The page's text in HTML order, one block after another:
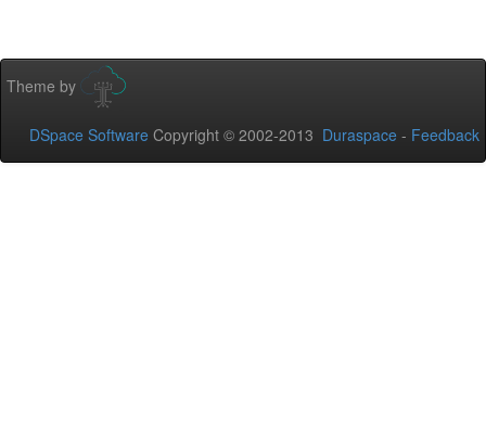
Theme by
DSpace Software Copyright © 2002-2013 Duraspace - Feedback